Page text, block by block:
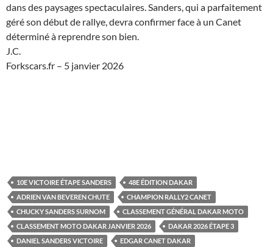
dans des paysages spectaculaires. Sanders, qui a parfaitement
géré son début de rallye, devra confirmer face à un Canet
déterminé à reprendre son bien.
J.C.
Forkscars.fr – 5 janvier 2026
10E VICTOIRE ÉTAPE SANDERS
48E ÉDITION DAKAR
ADRIEN VAN BEVEREN CHUTE
CHAMPION RALLY2 CANET
CHUCKY SANDERS SURNOM
CLASSEMENT GÉNÉRAL DAKAR MOTO
CLASSEMENT MOTO DAKAR JANVIER 2026
DAKAR 2026 ÉTAPE 3
DANIEL SANDERS VICTOIRE
EDGAR CANET DAKAR